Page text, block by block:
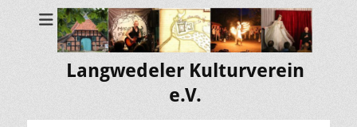
Langwedeler Kulturverein
e.V.